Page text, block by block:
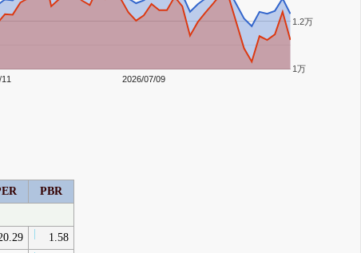
2026/07/09
1万
1.2万
PBR
1.58